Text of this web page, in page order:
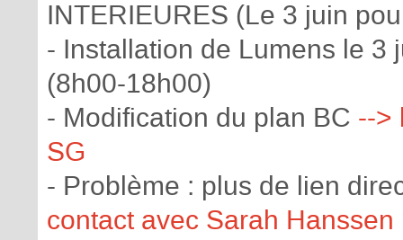
INTERIEURES (Le 3 juin
- Installation de Lumens le 3
(8h00-18h00)
- Modification du plan BC -->
SG
- Problème : plus de lien
contact avec Sarah